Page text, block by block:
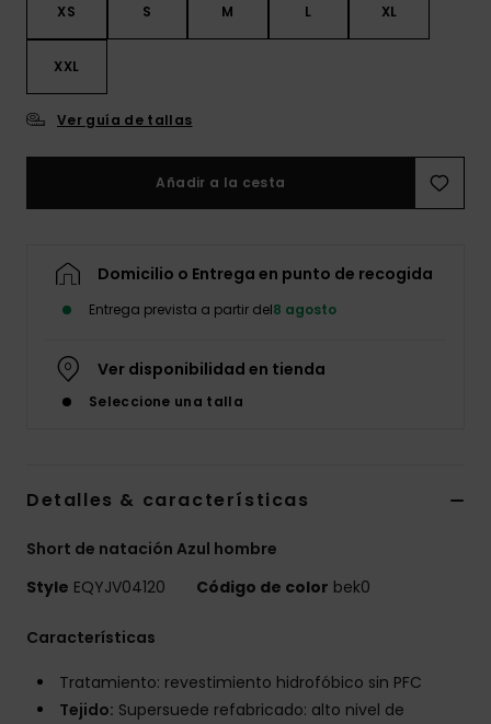
XS S M L XL
XXL
Ver guía de tallas
Añadir a la cesta
Domicilio o Entrega en punto de recogida
Entrega prevista a partir del8 agosto
Ver disponibilidad en tienda
Seleccione una talla
Detalles & características
Short de natación Azul hombre
Style EQYJV04120 Código de color bek0
Características
Tratamiento: revestimiento hidrofóbico sin PFC
Tejido: Supersuede refabricado: alto nivel de